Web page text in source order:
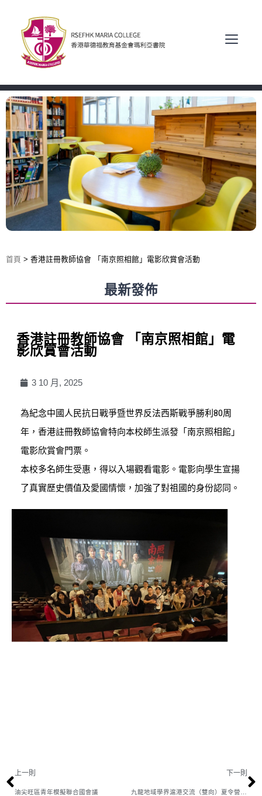
首頁 > 香港註冊教師協會 「南京照相館」電影欣賞會活動
最新發佈
香港註冊教師協會 「南京照相館」電
影欣賞會活動
3 10 月, 2025
為紀念中國人民抗日戰爭暨世界反法西斯戰爭勝利80周
年，香港註冊教師協會特向本校師生派發「南京照相館」
電影欣賞會門票。
本校多名師生受惠，得以入場觀看電影。電影向學生宣揚
了真實歷史價值及愛國情懷，加強了對祖國的身份認同。
上一則
油尖旺區青年模擬聯合國會議
下一則